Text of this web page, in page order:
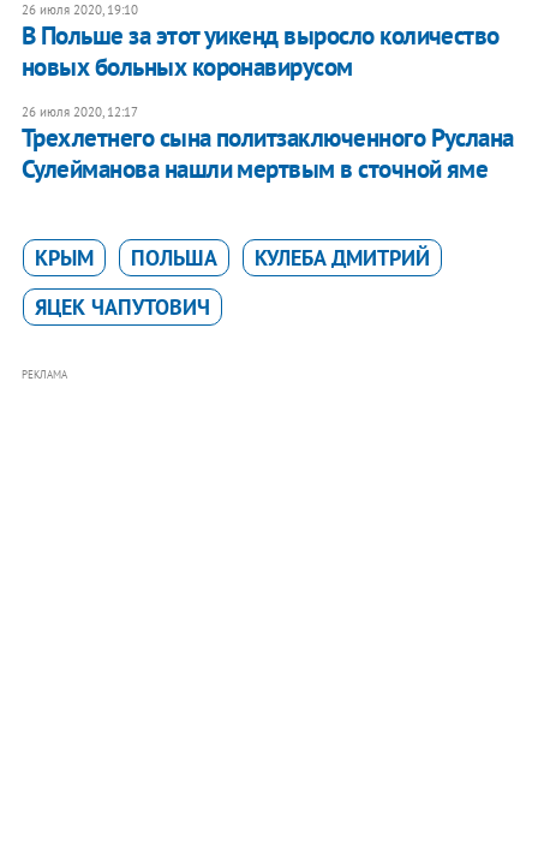
26 июля 2020, 19:10
В Польше за этот уикенд выросло количество
новых больных коронавирусом
26 июля 2020, 12:17
Трехлетнего сына политзаключенного Руслана
Сулейманова нашли мертвым в сточной яме
КРЫМ ПОЛЬША
КУЛЕБА ДМИТРИЙ
ЯЦЕК ЧАПУТОВИЧ
РЕКЛАМА